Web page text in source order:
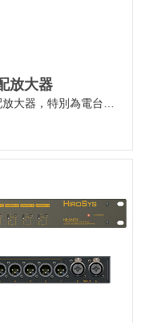
放大器
HB-DA6EX 是一台專業級6路音頻分配放大器，特別為電台及電視台演播室及專業錄音室設計。